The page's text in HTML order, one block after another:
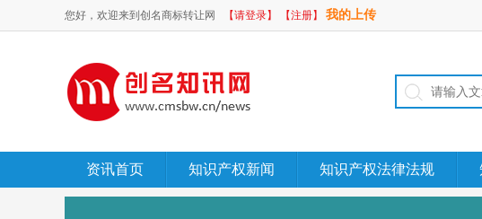
您好，欢迎来到创名商标转让网 【请登录】 【注册】 我的上传
资讯首页 知识产权新闻 知识产权法律法规